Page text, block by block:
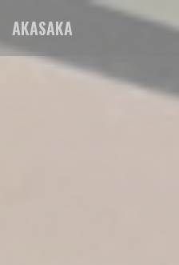
Painel de Gerenciamento de Cookies
AKASAKA